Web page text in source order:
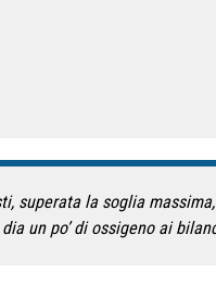
superata la soglia
un po’ di ossigeno ai